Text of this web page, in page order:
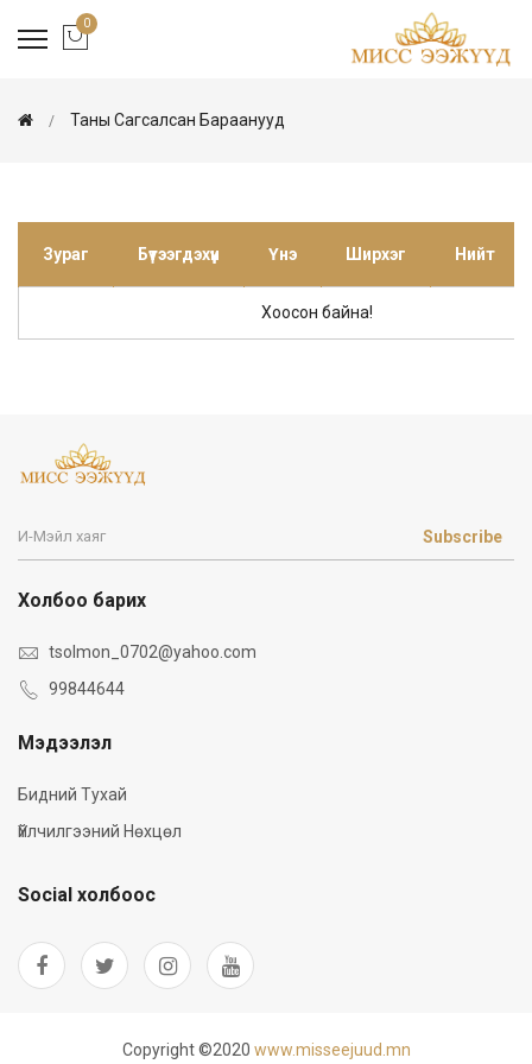
0
Таны Сагсалсан Бараанууд
Зураг Бүтээгдэхүүн Үнэ Ширхэг Нийт
Хоосон байна!
Subscribe
Холбоо барих
tsolmon_0702@yahoo.com
99844644
Мэдээлэл
Бидний Тухай
Үйлчилгээний Нөхцөл
Social холбоос
Copyright ©2020 www.misseejuud.mn